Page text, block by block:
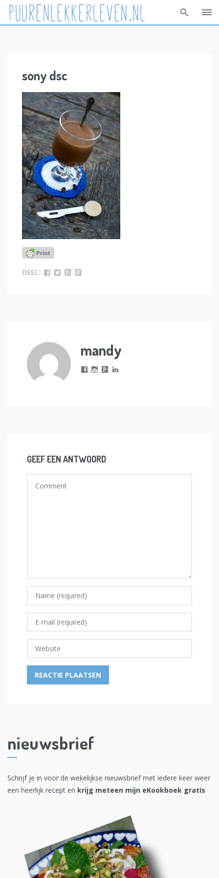
sony dsc
DEEL:
mandy
GEEF EEN ANTWOORD
nieuwsbrief
Schrijf je in voor de wekelijkse nieuwsbrief met iedere keer weer
een heerlijk recept en krijg meteen mijn eKookboek gratis